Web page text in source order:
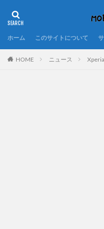
ホーム このサイトについて
HOME ニュース